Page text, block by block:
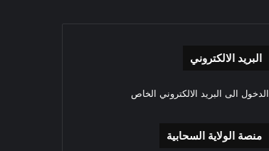
البريد الالكتروني
الدخول الى البريد الالكتروني الخاص
منصة الولاية السحابية